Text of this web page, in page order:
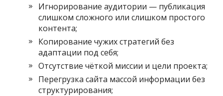
Игнорирование аудитории — публикация
слишком сложного или слишком простого
контента;
Копирование чужих стратегий без
адаптации под себя;
Отсутствие чёткой миссии и цели проекта;
Перегрузка сайта массой информации без
структурирования;